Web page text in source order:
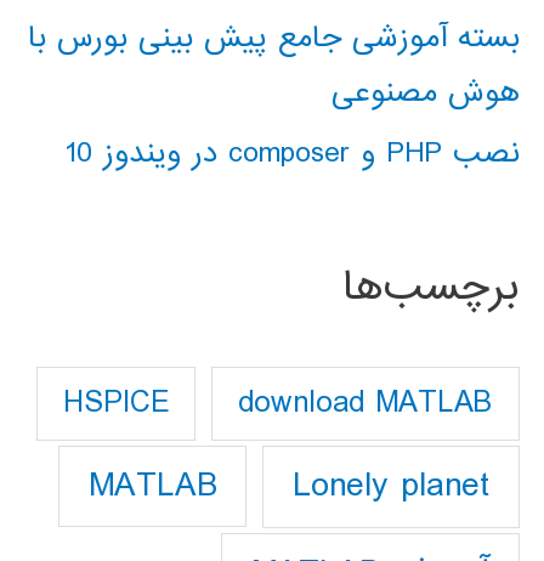
بسته آموزشی جامع پیش بینی بورس با
هوش مصنوعی
نصب PHP و composer در ویندوز 10
برچسب‌ها
download MATLAB
HSPICE
Lonely planet
MATLAB